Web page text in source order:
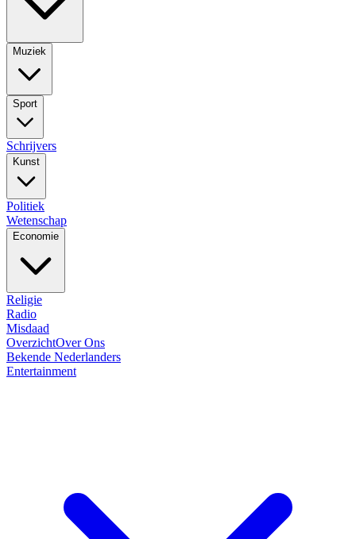
Muziek
Sport
Schrijvers
Kunst
Politiek
Wetenschap
Economie
Religie
Radio
Misdaad
OverzichtOver Ons
Bekende Nederlanders
Entertainment